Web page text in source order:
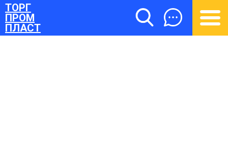
ТОРГ
ПРОМ
ПЛАСТ